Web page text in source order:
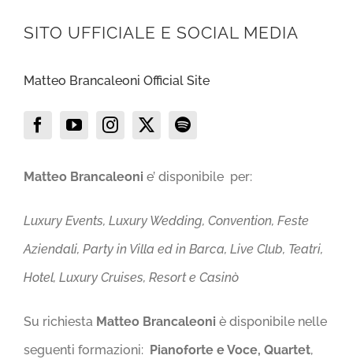
SITO UFFICIALE E SOCIAL MEDIA
Matteo Brancaleoni Official Site
Matteo Brancaleoni e’ disponibile per:
Luxury Events, Luxury Wedding, Convention, Feste
Aziendali, Party in Villa ed in Barca, Live Club, Teatri,
Hotel, Luxury Cruises, Resort e Casinò
Su richiesta Matteo Brancaleoni è disponibile nelle
seguenti formazioni: Pianoforte e Voce, Quartet,